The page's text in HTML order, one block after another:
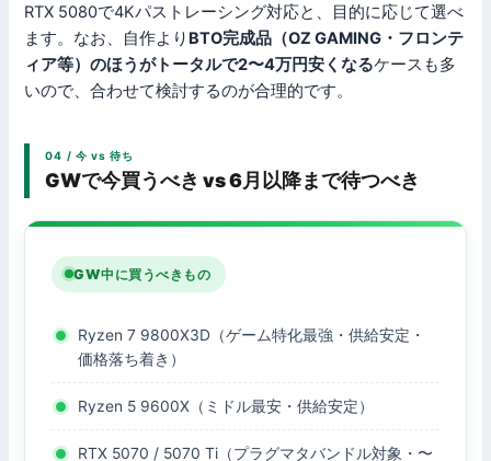
RTX 5080で4Kパストレーシング対応と、目的に応じて選べ
ます。なお、自作より BTO完成品（OZ GAMING・フロンテ
ィア等）のほうがトータルで2〜4万円安くなるケースも多
いので、合わせて検討するのが合理的です。
04 / 今 vs 待ち
GWで今買うべき vs 6月以降まで待つべき
GW中に買うべきもの
Ryzen 7 9800X3D（ゲーム特化最強・供給安定・
価格落ち着き）
Ryzen 5 9600X（ミドル最安・供給安定）
RTX 5070 / 5070 Ti（プラグマタバンドル対象・〜